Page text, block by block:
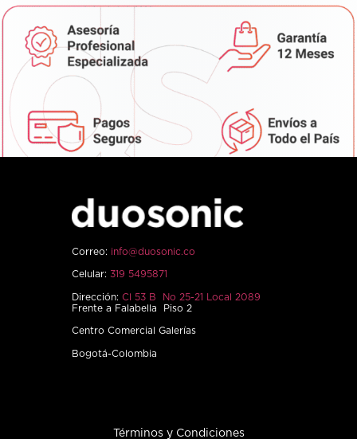
Correo: info@duosonic.co
Celular: 319 5495871
Dirección: Cl 53 B No 25-21 Local 2089
Frente a Falabella Piso 2
Centro Comercial Galerías
Bogotá-Colombia
Términos y Condiciones